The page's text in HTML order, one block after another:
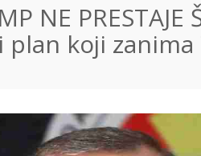
NE
plan koji